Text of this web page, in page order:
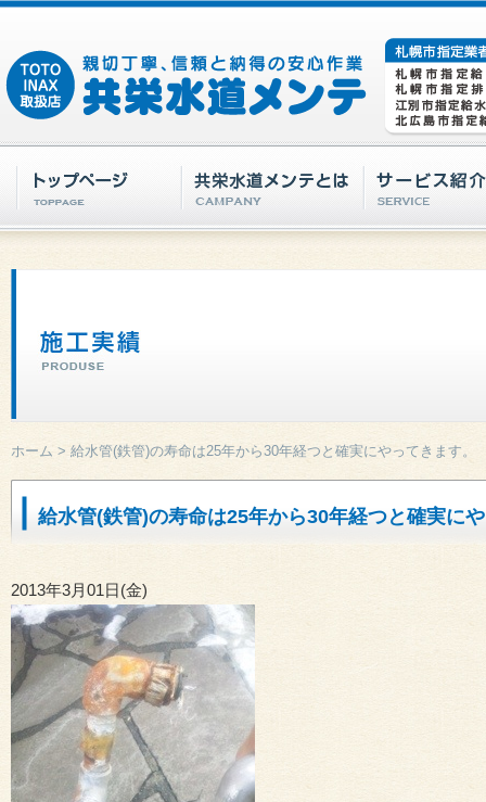
ホーム > 給水管(鉄管)の寿命は25年から30年経つと確実にやってきます。
給水管(鉄管)の寿命は25年から30年経つと確実に
2013年3月01日(金)